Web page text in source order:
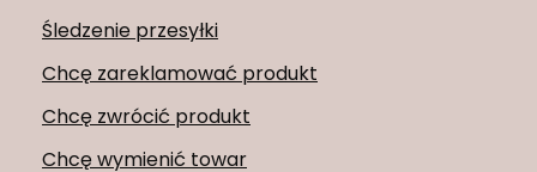
Śledzenie przesyłki
Chcę zareklamować produkt
Chcę zwrócić produkt
Chcę wymienić towar